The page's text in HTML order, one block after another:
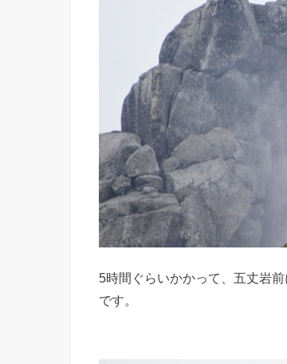
5時間ぐらいかかって、五丈岩
です。